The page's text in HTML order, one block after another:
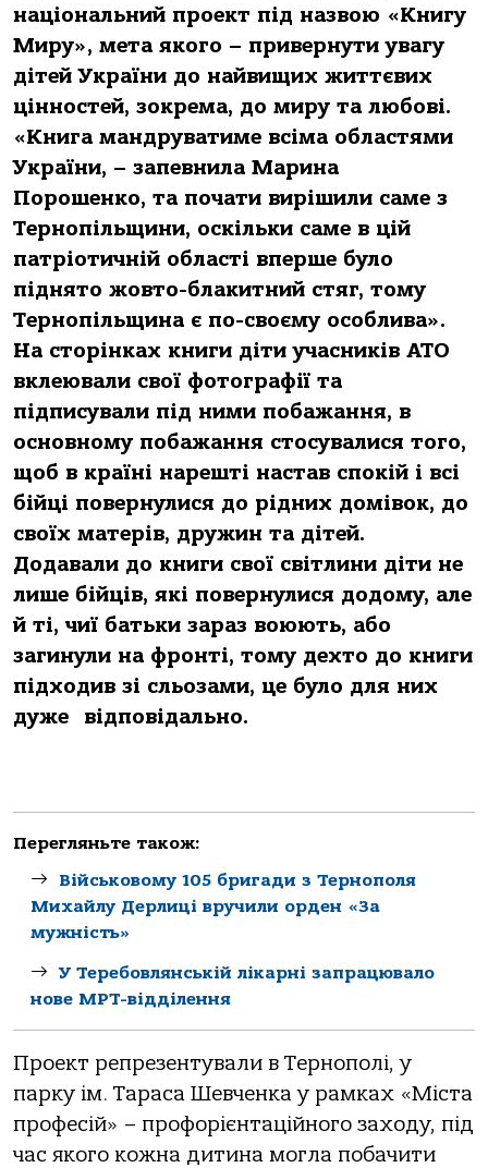
національний проект під назвою «Книгу
Миру», мета якого – привернути увагу
дітей України до найвищих життєвих
цінностей, зокрема, до миру та любові.
«Книга мандруватиме всіма областями
України, – запевнила Марина
Порошенко, та почати вирішили саме з
Тернопільщини, оскільки саме в цій
патріотичній області вперше було
піднято жовто-блакитний стяг, тому
Тернопільщина є по-своєму особлива».
На сторінках книги діти учасників АТО
вклеювали свої фотографії та
підписували під ними побажання, в
основному побажання стосувалися того,
щоб в країні нарешті настав спокій і всі
бійці повернулися до рідних домівок, до
своїх матерів, дружин та дітей.
Додавали до книги свої світлини діти не
лише бійців, які повернулися додому, але
й ті, чиї батьки зараз воюють, або
загинули на фронті, тому дехто до книги
підходив зі сльозами, це було для них
дуже відповідально.
Перегляньте також:
Військовому 105 бригади з Тернополя
Михайлу Дерлиці вручили орден «За
мужність»
У Теребовлянській лікарні запрацювало
нове МРТ-відділення
Проект репрезентували в Тернополі, у
парку ім. Тараса Шевченка у рамках «Міста
професій» – профорієнтаційного заходу, під
час якого кожна дитина могла побачити